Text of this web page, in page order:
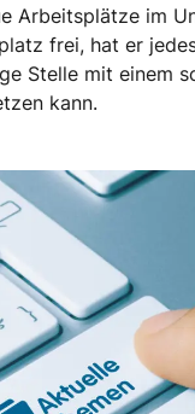
Arbeitsplätze im
frei, hat er
Stelle mit einem
kann.